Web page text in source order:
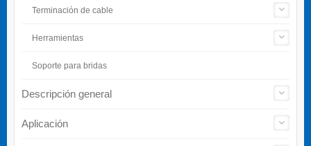
Terminación de cable
Herramientas
Soporte para bridas
Descripción general
Aplicación